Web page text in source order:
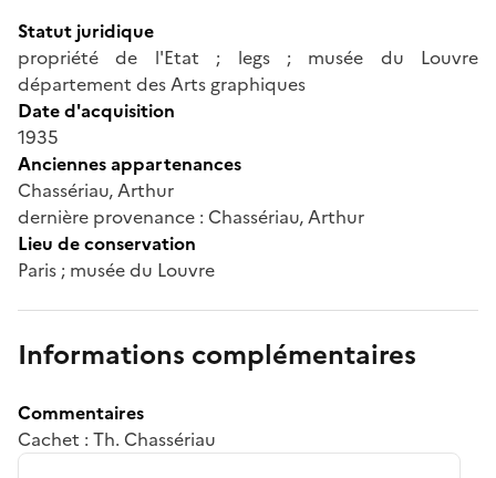
Statut juridique
propriété de l'Etat ; legs ; musée du Louvre
département des Arts graphiques
Date d'acquisition
1935
Anciennes appartenances
Chassériau, Arthur
dernière provenance : Chassériau, Arthur
Lieu de conservation
Paris ; musée du Louvre
Informations complémentaires
Commentaires
Cachet : Th. Chassériau